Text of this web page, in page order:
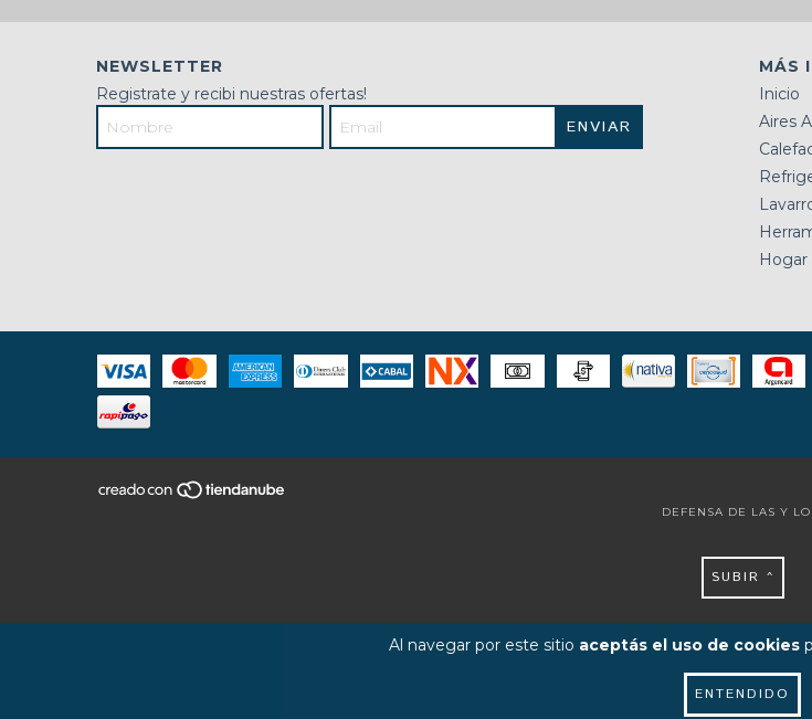
Al navegar por este sitio aceptás el uso de cookies
ENTENDIDO
NEWSLETTER
Registrate y recibi nuestras ofertas!
MÁS
Inicio
Aires
Hogar
DEFENSA DE LAS Y
SUBIR ^